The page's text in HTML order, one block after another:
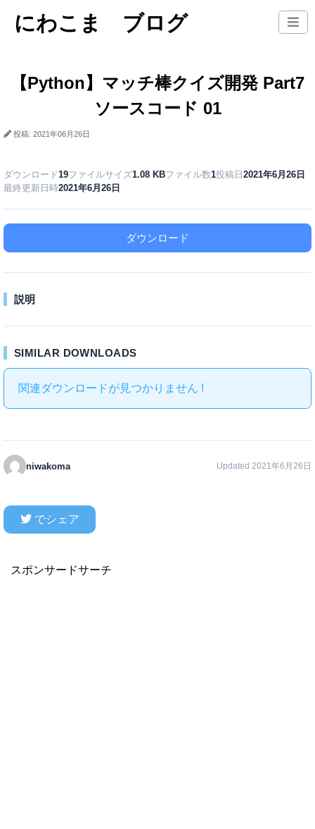
にわこま ブログ
【Python】マッチ棒クイズ開発 Part7
ソースコード 01
投稿: 2021年06月26日
ダウンロード19ファイルサイズ1.08 KBファイル数1投稿日 2021年6月26日
最終更新日時2021年6月26日
ダウンロード
説明
SIMILAR DOWNLOADS
関連ダウンロードが見つかりません !
niwakoma Updated 2021年6月26日
でシェア
スポンサードサーチ